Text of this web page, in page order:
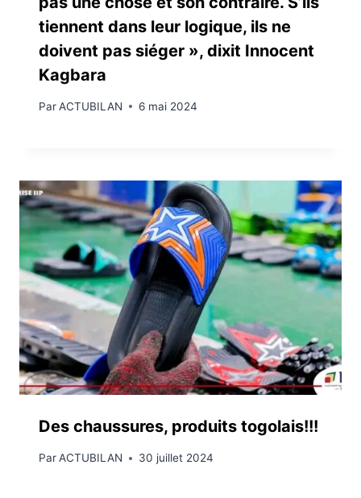
tiennent dans leur logique, ils ne
doivent pas siéger », dixit Innocent
Kagbara
ParACTUBILAN 6 mai 2024
Des chaussures, produits togolais!!!
ParACTUBILAN 30 juillet 2024